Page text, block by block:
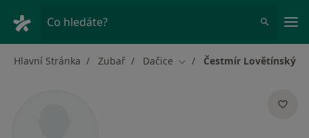
Co hledáte?
Hlavní Stránka Zubař Dačice Změna města
Čestmír Lovětínský